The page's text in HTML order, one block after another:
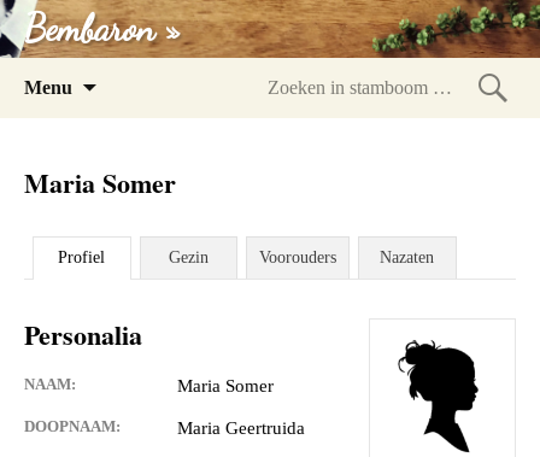
Bembaron »
Menu
Maria Somer
Profiel Gezin Voorouders Nazaten
Personalia
NAAM: Maria Somer
DOOPNAAM: Maria Geertruida